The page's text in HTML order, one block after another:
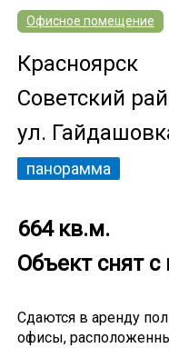
Офисное помещение
Красноярск
Советский
ул.
панорамма
664 кв.м.
Объект снят
Сдаются в аренду
офисы,